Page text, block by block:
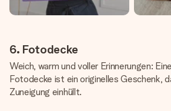
6. Fotodecke
Weich, warm und voller Erinnerungen:
Fotodecke ist ein originelles Geschenk,
Zuneigung einhüllt.